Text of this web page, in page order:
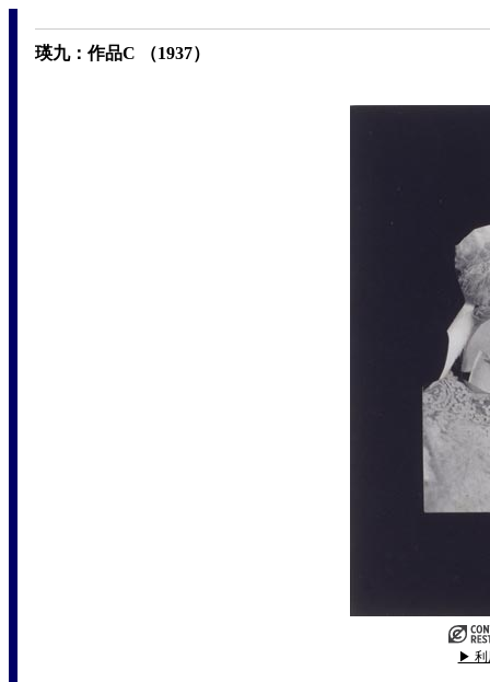
瑛九：作品C （1937）
▶ 利